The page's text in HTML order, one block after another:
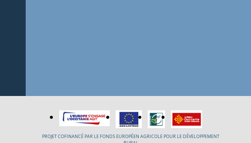
PROJET COFINANCÉ PAR LE FONDS EUROPÉEN AGRICOLE POUR LE DÉVELOPPEMENT